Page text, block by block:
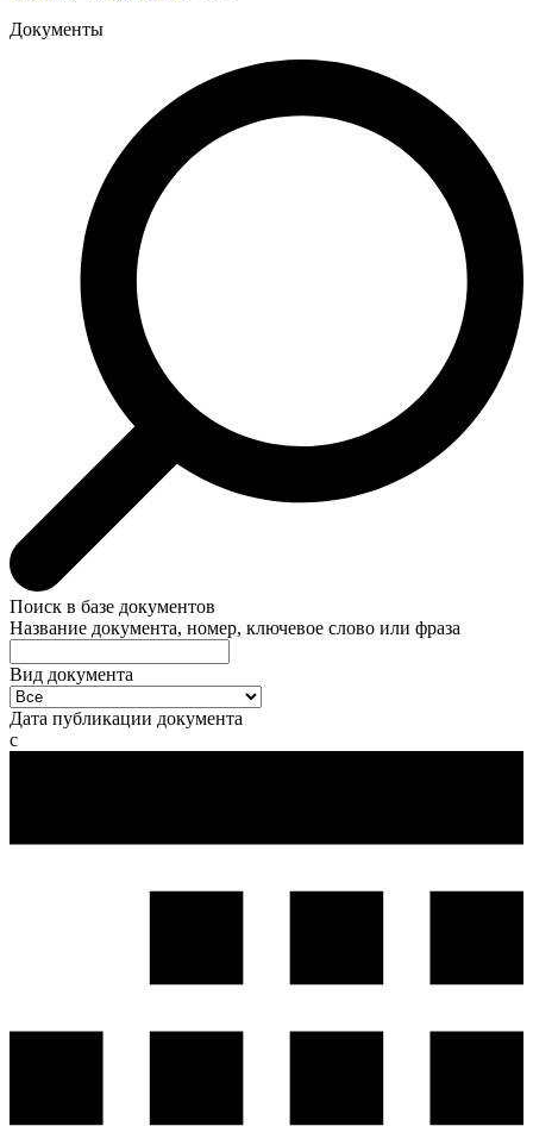
Документы
Поиск в базе документов
Название документа, номер, ключевое слово или фраза
Вид документа
Дата публикации документа
с